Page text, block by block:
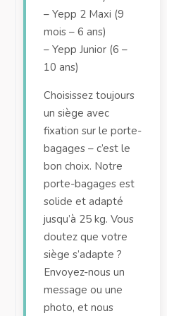
– Yepp 2 Maxi (9
mois – 6 ans)
– Yepp Junior (6 –
10 ans)
Choisissez toujours
un siège avec
fixation sur le porte-
bagages – c’est le
bon choix. Notre
porte-bagages est
solide et adapté
jusqu’à 25 kg. Vous
doutez que votre
siège s’adapte ?
Envoyez-nous un
message ou une
photo, et nous